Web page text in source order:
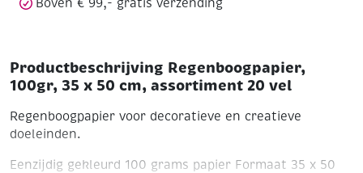
Productbeschrijving Regenboogpapier,
100gr, 35 x 50 cm, assortiment 20 vel
Regenboogpapier voor decoratieve en creatieve
doeleinden.
Eenzijdig gekleurd 100 grams papier Formaat 35 x 50